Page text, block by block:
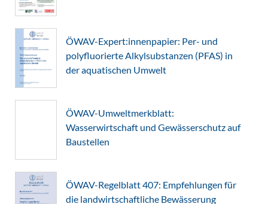
ÖWAV-Expert:innenpapier: Per- und
polyfluorierte Alkylsubstanzen (PFAS) in
der aquatischen Umwelt
ÖWAV-Umweltmerkblatt:
Wasserwirtschaft und Gewässerschutz auf
Baustellen
ÖWAV-Regelblatt 407: Empfehlungen für
die landwirtschaftliche Bewässerung